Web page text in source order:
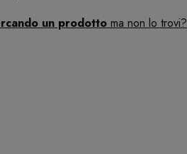
un prodotto ma non lo trovi?